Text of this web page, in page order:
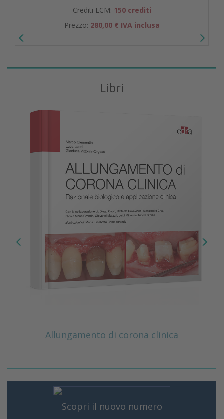
Crediti ECM: 150 crediti
Prezzo: 280,00 € IVA inclusa
Libri
Allungamento di corona clinica
Scopri il nuovo numero